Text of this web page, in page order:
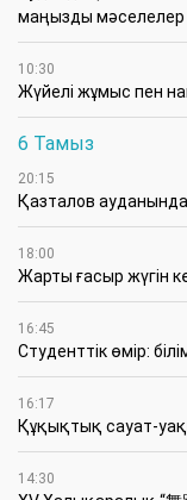
маңызды
10:30
Жүйелі жұмыс пен
6 Тамыз
20:15
Қазталов
18:00
Жарты ғасыр жүгін
16:45
Студенттік өмір:
16:17
Құқықтық сауат-
14:30